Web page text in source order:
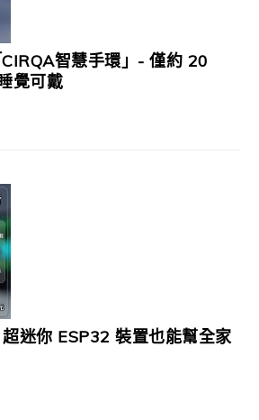
智慧手環」- 僅約 20
覺可戴
迷你 ESP32 裝置也能幫全家